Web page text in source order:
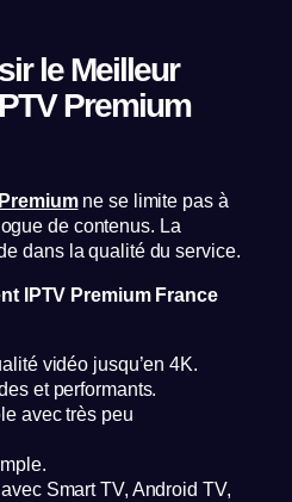
le Meilleur
Premium
ne se limite pas à
de contenus. La
dans la qualité du service.
IPTV Premium France
vidéo jusqu’en 4K.
et performants.
avec très peu
Smart TV, Android TV,